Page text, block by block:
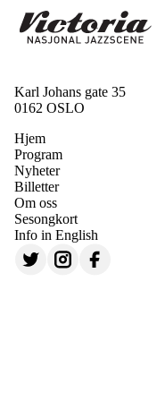
Karl Johans gate 35
0162 OSLO
Hjem
Program
Nyheter
Billetter
Om oss
Sesongkort
Info in English